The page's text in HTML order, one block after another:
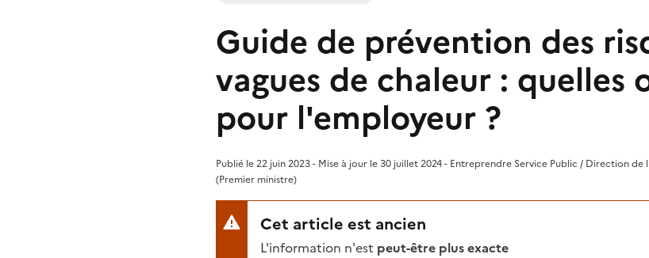
Guide de prévention des
vagues de chaleur : quelles
pour l'employeur ?
Publié le 22 juin 2023 - Mise à jour le 30 juillet 2024 - Entreprendre Service Public / Direction
(Premier ministre)
Cet article est ancien
L'information n'est peut-être plus exacte